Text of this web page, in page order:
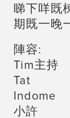
睇下咩既
期既一晚
陣容:
Tim主持
Tat
Indome
小許